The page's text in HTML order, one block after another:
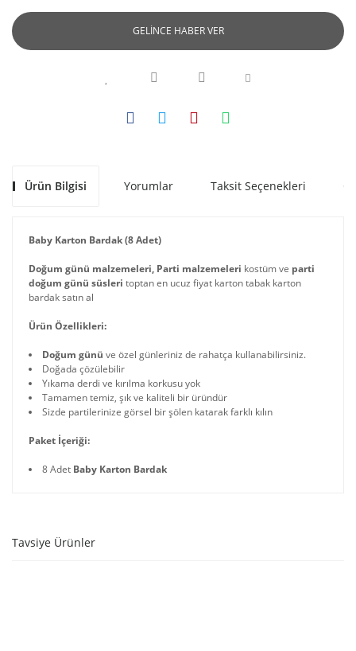
GELİNCE HABER VER
Ürün Bilgisi Yorumlar Taksit Seçenekleri
Baby Karton Bardak (8 Adet)
Doğum günü malzemeleri, Parti malzemeleri kostüm ve parti
doğum günü süsleri toptan en ucuz fiyat karton tabak karton
bardak satın al
Ürün Özellikleri:
Doğum günü ve özel günleriniz de rahatça kullanabilirsiniz.
Doğada çözülebilir
Yıkama derdi ve kırılma korkusu yok
Tamamen temiz, şık ve kaliteli bir üründür
Sizde partilerinize görsel bir şölen katarak farklı kılın
Paket İçeriği:
8 Adet Baby Karton Bardak
Tavsiye Ürünler